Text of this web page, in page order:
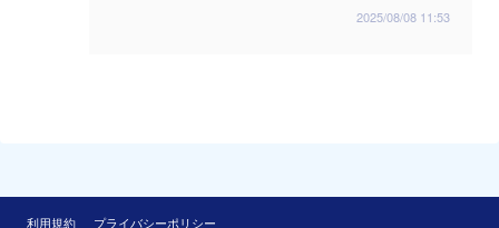
2025/08/08 11:53
利用規約 プライバシーポリシー